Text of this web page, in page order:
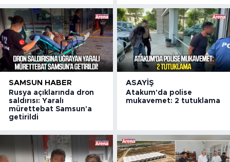
SAMSUN HABER
Rusya açıklarında dron
saldırısı: Yaralı
mürettebat Samsun'a
getirildi
ASAYIŞ
Atakum'da polise
mukavemet: 2 tutuklama